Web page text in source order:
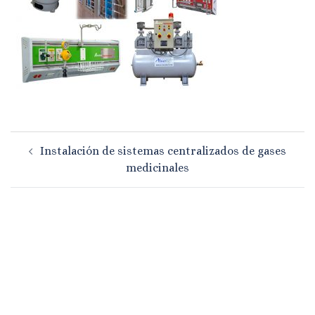
Navegación
Instalación de sistemas centralizados de gases
medicinales